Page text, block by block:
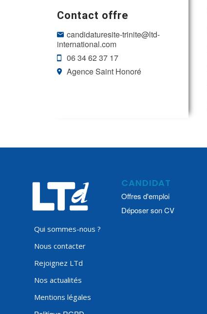
Contact offre
candidaturesite-trinite@ltd-
international.com
06 34 62 37 17
Agence Saint Honoré
Qui sommes-nous ?
Nous contacter
Rejoignez LTd
Nos actualités
Mentions légales
CANDIDAT
Offres d'emploi
Déposer son CV